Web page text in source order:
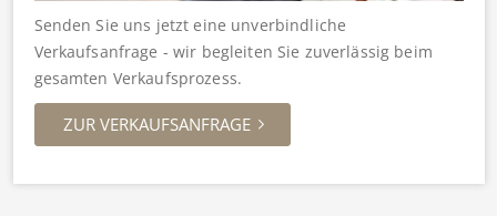
Senden Sie uns jetzt eine unverbindliche
Verkaufsanfrage - wir begleiten Sie zuverlässig beim
gesamten Verkaufsprozess.
ZUR VERKAUFSANFRAGE